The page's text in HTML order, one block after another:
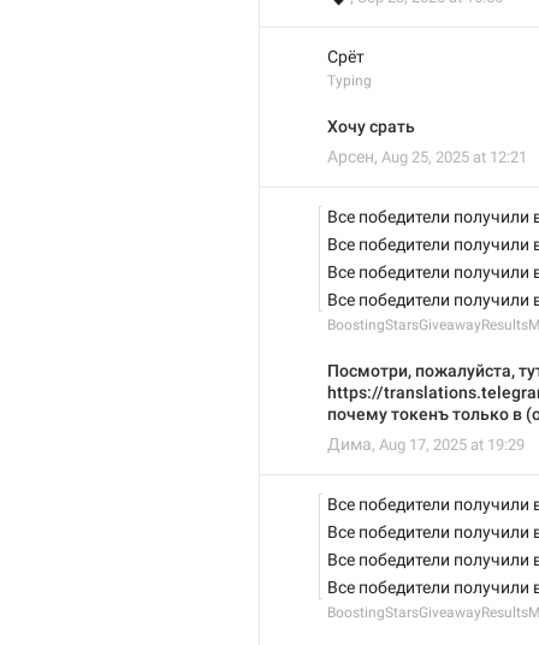
Срёт
Typing
Хочу срать
Арсен, Aug 25, 2025 at 12:21
Все победители
Все победители
Все победители
Все победители
Посмотри, пожалуйста,
https://
почему токенъ только в
Дима, Aug 17, 2025 at 19:29
Все победители
Все победители
Все победители
Все победители